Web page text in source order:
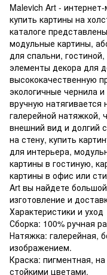
Malevich Art -
купить картины на
каталоге
модульные картины,
для спальни,
элементы декора для
высококачественную
экологичные чернила
вручную
галерейной натяжкой,
внешний вид и долгий
на стену, купить
для интерьера,
картины в гостиную,
картины в офис или
Art вы найдете
изготовление и
Характеристики и уход
Сборка: 100% ручная
Натяжка: галерейная,
изображением.
Краска: пигментная,
стойкими цветами.